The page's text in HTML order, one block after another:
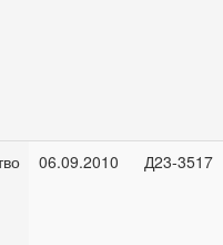
06.09.2010 Д23-3517